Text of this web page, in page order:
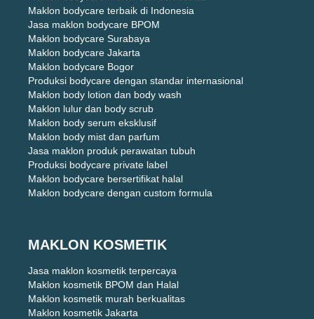
Maklon bodycare terbaik di Indonesia
Jasa maklon bodycare BPOM
Maklon bodycare Surabaya
Maklon bodycare Jakarta
Maklon bodycare Bogor
Produksi bodycare dengan standar internasional
Maklon body lotion dan body wash
Maklon lulur dan body scrub
Maklon body serum eksklusif
Maklon body mist dan parfum
Jasa maklon produk perawatan tubuh
Produksi bodycare private label
Maklon bodycare bersertifikat halal
Maklon bodycare dengan custom formula
MAKLON KOSMETIK
Jasa maklon kosmetik terpercaya
Maklon kosmetik BPOM dan Halal
Maklon kosmetik murah berkualitas
Maklon kosmetik Jakarta